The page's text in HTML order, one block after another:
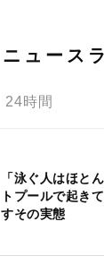
ニュース
24時間
「泳ぐ人はほと
トプールで起き
すその実態